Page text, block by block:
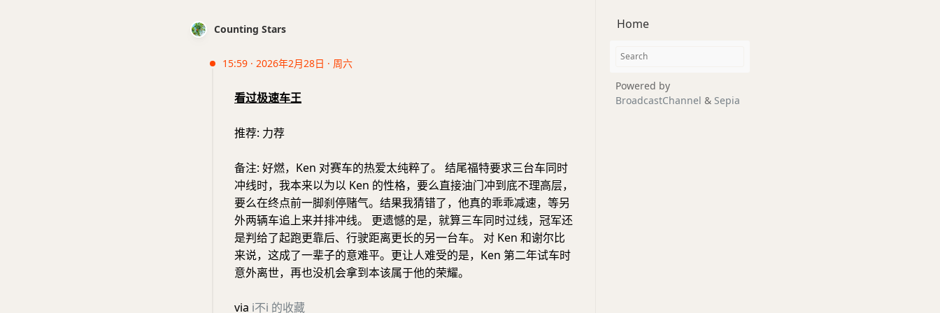
Counting Stars
15:59 · 2026年2月28日 · 周六
看过极速车王
推荐: 力荐
备注: 好燃，Ken 对赛车的热爱太纯粹了。 结尾福特要求三台车同时
冲线时，我本来以为以 Ken 的性格，要么直接油门冲到底不理高层，
要么在终点前一脚刹停赌气。结果我猜错了，他真的乖乖减速，等另
外两辆车追上来并排冲线。 更遗憾的是，就算三车同时过线，冠军还
是判给了起跑更靠后、行驶距离更长的另一台车。 对 Ken 和谢尔比
来说，这成了一辈子的意难平。更让人难受的是，Ken 第二年试车时
意外离世，再也没机会拿到本该属于他的荣耀。
via i不i 的收藏
Home
Powered by
BroadcastChannel & Sepia